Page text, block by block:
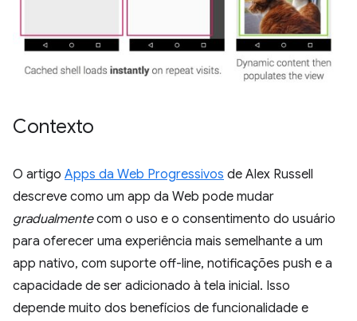
Contexto
O artigo Apps da Web Progressivos de Alex Russell
descreve como um app da Web pode mudar
gradualmentecom o uso e o consentimento do usuário
para oferecer uma experiência mais semelhante a um
app nativo, com suporte off-line, notificações push e a
capacidade de ser adicionado à tela inicial. Isso
depende muito dos benefícios de funcionalidade e